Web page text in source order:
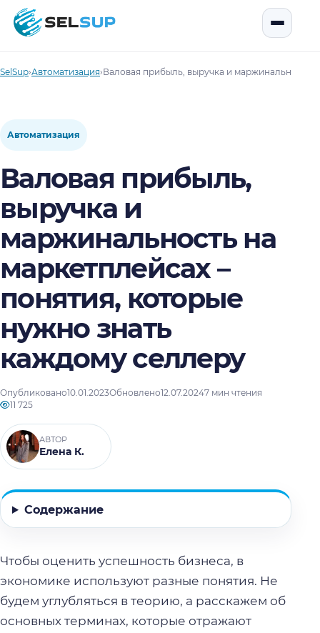
SelSup
SelSup›Автоматизация›Валовая прибыль, выручка и маржинальность
Автоматизация
Валовая прибыль,
выручка и
маржинальность на
маркетплейсах –
понятия, которые
нужно знать
каждому селлеру
Опубликовано10.01.2023Обновлено12.07.20247 мин чтения
11 725
АВТОР
Елена К.
Содержание
Чтобы оценить успешность бизнеса, в
экономике используют разные понятия. Не
будем углубляться в теорию, а расскажем об
основных терминах, которые отражают